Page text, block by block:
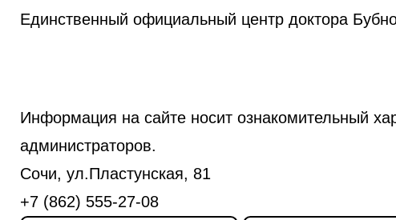
Единственный официальный центр доктора
Информация на сайте носит ознакомительный
администраторов.
Сочи, ул.Пластунская, 81
+7 (862) 555-27-08